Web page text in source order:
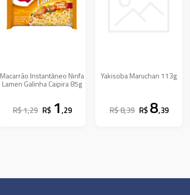
Macarrão Instantâneo Ninfa
Lamen Galinha Caipira 85g
R$ 1,29 R$ 1,29
Yakisoba Maruchan 113g
R$ 8,39 R$ 8,39